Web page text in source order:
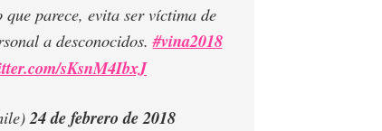
parece, evita ser víctima de
a desconocidos.#vina2018
sKsnM4IbxJ
24 de febrero de 2018